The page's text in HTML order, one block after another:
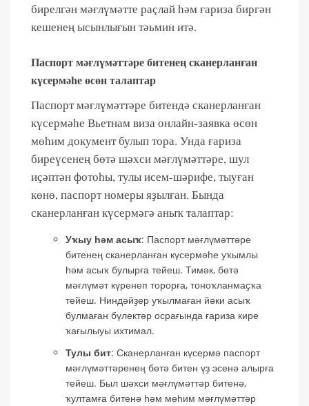
бирелгән мәғлүмәтте раҫлай һәм ғариза биргән
кешенең ысынлығын тәьмин итә.
Паспорт мәғлүмәттәре битенең сканерланған
күсермәһе өсөн талаптар
Паспорт мәғлүмәттәре битендә сканерланған
күсермәһе Вьетнам виза онлайн-заявка өсөн
мөһим документ булып тора. Унда ғариза
биреүсенең бөтә шәхси мәғлүмәттәре, шул
иҫәптән фотоһы, тулы исем-шәрифе, тыуған
көнө, паспорт номеры яҙылған. Бында
сканерланған күсермәгә аныҡ талаптар:
Уҡыу һәм асыҡ: Паспорт мәғлүмәттәре
битенең сканерланған күсермәһе уҡымлы
һәм асыҡ булырға тейеш. Тимәк, бөтә
мәғлүмәт күренеп торорға, тоноҡланмаҫҡа
тейеш. Ниндәйҙер уҡылмаған йәки асыҡ
булмаған бүлектәр осрағында ғариза кире
ҡағылыуы ихтимал.
Тулы бит: Сканерланған күсермә паспорт
мәғлүмәттәренең бөтә битен үҙ эсенә алырға
тейеш. Был шәхси мәғлүмәттәр битенә,
ҡултамға битенә һәм мөһим мәғлүмәттәр